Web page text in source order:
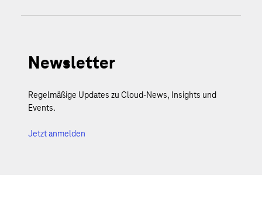
Newsletter
Regelmäßige Updates zu Cloud-News, Insights und
Events.
Jetzt anmelden